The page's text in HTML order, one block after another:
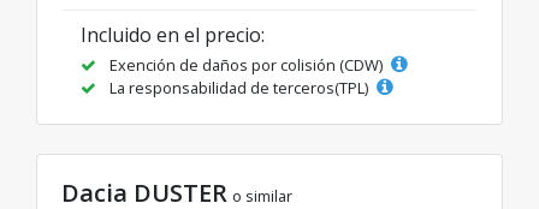
Incluido en el precio:
Exención de daños por colisión (CDW)
La responsabilidad de terceros(TPL)
Dacia DUSTER o similar